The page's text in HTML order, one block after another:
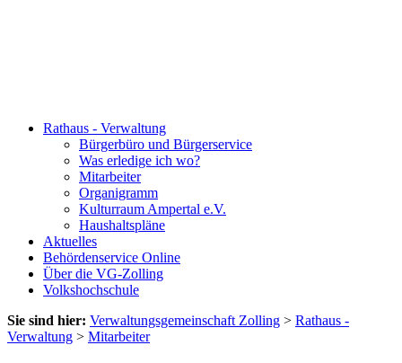
Rathaus - Verwaltung
Bürgerbüro und Bürgerservice
Was erledige ich wo?
Mitarbeiter
Organigramm
Kulturraum Ampertal e.V.
Haushaltspläne
Aktuelles
Behördenservice Online
Über die VG-Zolling
Volkshochschule
Sie sind hier: Verwaltungsgemeinschaft Zolling > Rathaus -
Verwaltung > Mitarbeiter